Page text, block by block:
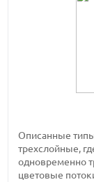
Описанные
трехслойные,
одновременно
цветовые